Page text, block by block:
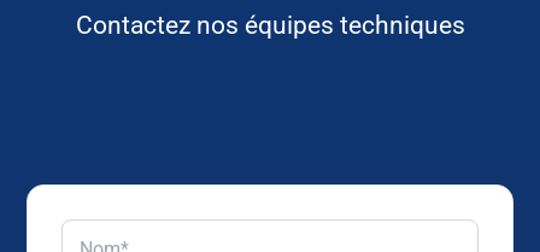
Contactez nos équipes techniques